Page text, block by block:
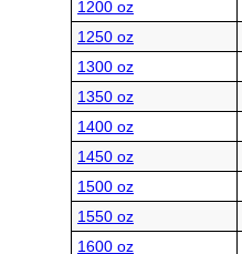
1200 oz
1250 oz
1300 oz
1350 oz
1400 oz
1450 oz
1500 oz
1550 oz
1600 oz